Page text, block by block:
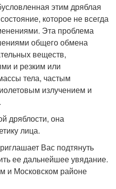
этим дряблая
которое не всегда
Эта проблема
общего обмена
веществ,
и резким или
тела, частым
излучением и
дряблости, она
лица.
Вас подтянуть
ее дальнейшее увядание.
и Московском районе